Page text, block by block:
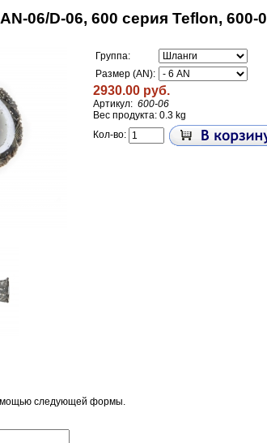
06/D-06, 600 серия Teflon, 600-
Группа:
Размер (AN):
2930.00 руб.
Артикул: 600-06
Вес продукта: 0.3 kg
Кол-во:
следующей формы.